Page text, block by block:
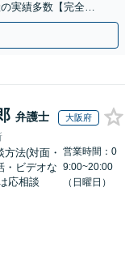
実績多数【完全個
弁護士 大阪府
方法(対面・
・ビデオな
応相談
営業時間：0
9:00~20:00
（日曜日）